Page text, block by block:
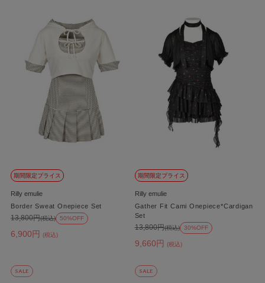
期間限定プライス
Rilly emulie
Border Sweat Onepiece Set
6,900円 (税込)
13,800円(税込) 50%OFF
期間限定プライス
Rilly emulie
Gather Fit Cami Onepiece*Cardigan
Set
9,660円 (税込)
13,800円(税込) 30%OFF
SALE SALE